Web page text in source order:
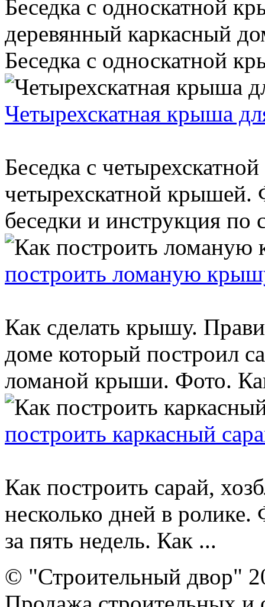
Беседка с односкатной
деревянный каркасный
Беседка с односкатной
Четырехскатная крыша
Беседка с
четырехскатной крышей.
беседки и инструкция по
построить ломаную
Как сделать крышу.
доме который построил
ломаной крыши. Фото.
построить каркасный
Как построить сарай,
несколько дней в
за пять недель. Как ...
© "Строительный двор"